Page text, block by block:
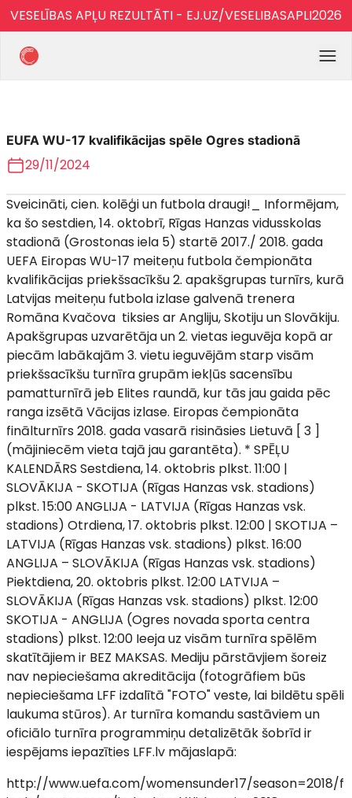
VESELĪBAS APĻU REZULTĀTI - EJ.UZ/VESELIBASAPLI2026
EUFA WU-17 kvalifikācijas spēle Ogres stadionā
29/11/2024
Sveicināti, cien. kolēģi un futbola draugi!_ Informējam,
ka šo sestdien, 14. oktobrī, Rīgas Hanzas vidusskolas
stadionā (Grostonas iela 5) startē 2017./ 2018. gada
UEFA Eiropas WU-17 meiteņu futbola čempionāta
kvalifikācijas priekšsacīkšu 2. apakšgrupas turnīrs, kurā
Latvijas meiteņu futbola izlase galvenā trenera
Romāna Kvačova tiksies ar Angliju, Skotiju un Slovākiju.
Apakšgrupas uzvarētāja un 2. vietas ieguvēja kopā ar
piecām labākajām 3. vietu ieguvējām starp visām
priekšsacīkšu turnīra grupām iekļūs sacensību
pamatturnīrā jeb Elites raundā, kur tās jau gaida pēc
ranga izsētā Vācijas izlase. Eiropas čempionāta
finālturnīrs 2018. gada vasarā risināsies Lietuvā [ 3 ]
(mājiniecēm vieta tajā jau garantēta). * SPĒĻU
KALENDĀRS Sestdiena, 14. oktobris plkst. 11:00 |
SLOVĀKIJA - SKOTIJA (Rīgas Hanzas vsk. stadions)
plkst. 15:00 ANGLIJA - LATVIJA (Rīgas Hanzas vsk.
stadions) Otrdiena, 17. oktobris plkst. 12:00 | SKOTIJA –
LATVIJA (Rīgas Hanzas vsk. stadions) plkst. 16:00
ANGLIJA – SLOVĀKIJA (Rīgas Hanzas vsk. stadions)
Piektdiena, 20. oktobris plkst. 12:00 LATVIJA –
SLOVĀKIJA (Rīgas Hanzas vsk. stadions) plkst. 12:00
SKOTIJA - ANGLIJA (Ogres novada sporta centra
stadions) plkst. 12:00 Ieeja uz visām turnīra spēlēm
skatītājiem ir BEZ MAKSAS. Mediju pārstāvjiem šoreiz
nav nepieciešama akreditācija (fotogrāfiem būs
nepieciešama LFF izdalītā "FOTO" veste, lai bildētu spēli
laukuma stūros). Ar turnīra komandu sastāviem un
oficiālo turnīra programmiņu detalizētāk šobrīd ir
iespējams iepazīties LFF.lv mājaslapā:
http://www.uefa.com/womensunder17/season=2018/f